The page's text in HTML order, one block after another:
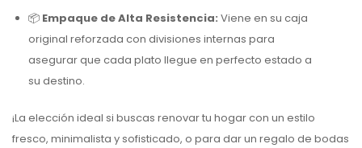
📦 Empaque de Alta Resistencia: Viene en su caja
original reforzada con divisiones internas para
asegurar que cada plato llegue en perfecto estado a
su destino.
¡La elección ideal si buscas renovar tu hogar con un estilo
fresco, minimalista y sofisticado, o para dar un regalo de bodas